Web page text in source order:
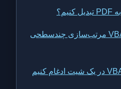
چگونه داده‌ها را در اکسل با VBA مرتب‌سازی چندسطحی